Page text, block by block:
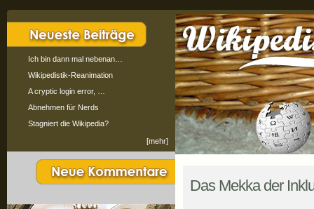
Ich bin dann mal nebenan…
Wikipedistik-Reanimation
A cryptic login error, …
Abnehmen für Nerds
Stagniert die Wikipedia?
[mehr]
Das Mekka der